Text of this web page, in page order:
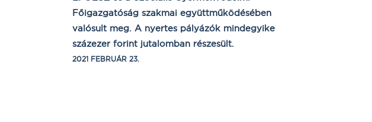
Főigazgatóság szakmai együttműködésében
valósult meg. A nyertes pályázók mindegyike
százezer forint jutalomban részesült.
2021 FEBRUÁR 23.